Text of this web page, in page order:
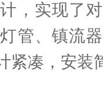
，实现了
管、镇流
紧凑，安装